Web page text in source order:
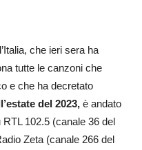
che ieri sera ha
tutte le canzoni che
e che ha decretato
del 2023, è andato
102.5 (canale 36 del
Zeta (canale 266 del